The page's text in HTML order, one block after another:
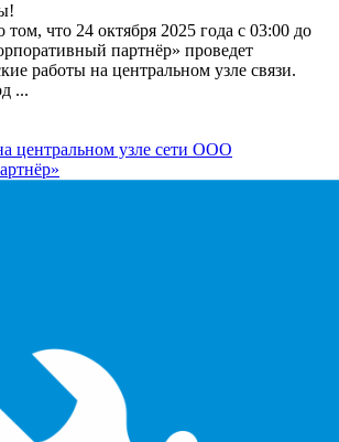
что 24 октября 2025 года с 03:00 до
партнёр» проведет
работы на центральном узле связи.
...
центральном узле сети ООО